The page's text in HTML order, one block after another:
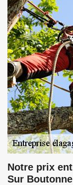
Notre prix
Sur